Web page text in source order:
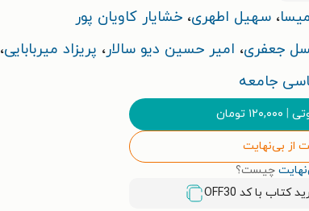
، سهیل اطهری، خشایار کاویان پور
جعفری، امیر حسین دیو سالار، پریزاد میربابایی،
جامعه
| ۱۲۰,۰۰۰ تومان
از بی‌نهایت
چیست؟
OFF30